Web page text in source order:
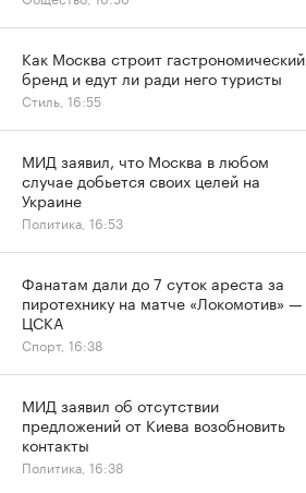
Как Москва строит гастрономический
бренд и едут ли ради него туристы
Стиль, 16:55
МИД заявил, что Москва в любом
случае добьется своих целей на
Украине
Политика, 16:53
Фанатам дали до 7 суток ареста за
пиротехнику на матче «Локомотив» —
ЦСКА
Спорт, 16:38
МИД заявил об отсутствии
предложений от Киева возобновить
контакты
Политика, 16:38